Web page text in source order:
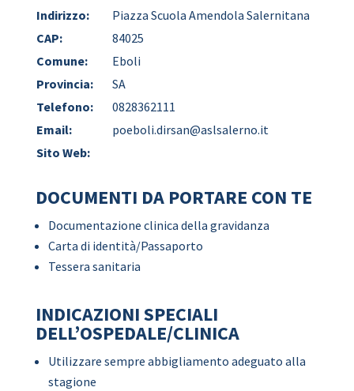
Indirizzo:
Piazza Scuola Amendola Salernitana
CAP:
84025
Comune:
Eboli
Provincia:
SA
Telefono:
0828362111
Email:
poeboli.dirsan@aslsalerno.it
Sito Web:
DOCUMENTI DA PORTARE CON TE
Documentazione clinica della gravidanza
Carta di identità/Passaporto
Tessera sanitaria
INDICAZIONI SPECIALI
DELL’OSPEDALE/CLINICA
Utilizzare sempre abbigliamento adeguato alla
stagione